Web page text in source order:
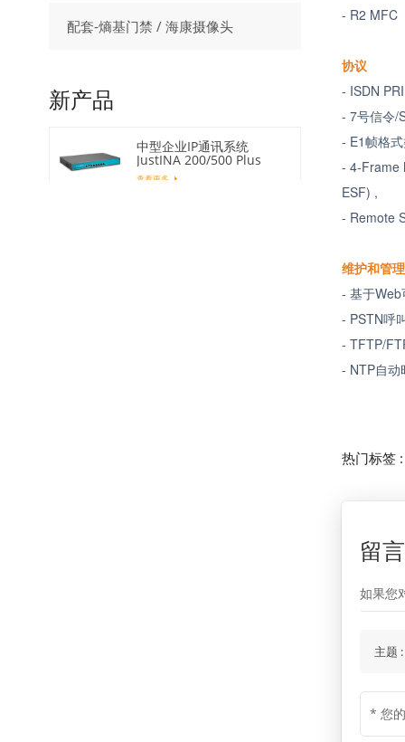
-
协议
- ISDN
- 7号信令/
- E1帧格
- 4-
ESF) ,
- Remote
维护和管理
- 基于Web
- PSTN
- TFTP/
- NTP
热门标签
留言
如果您
主题
配套-熵基门禁 / 海康摄像头
新产品
中型企业IP通讯系统
JustINA 200/500 Plus
查看更多